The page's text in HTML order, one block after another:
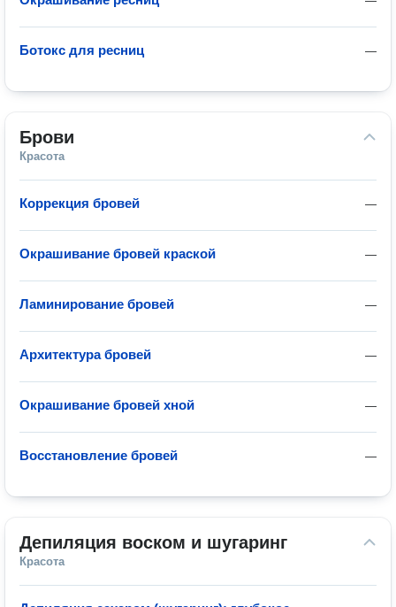
—
Ботокс для ресниц
Брови
Красота
—
Коррекция бровей
—
Окрашивание бровей краской
—
Ламинирование бровей
—
Архитектура бровей
—
Окрашивание бровей хной
—
Восстановление бровей
Депиляция воском и шугаринг
Красота